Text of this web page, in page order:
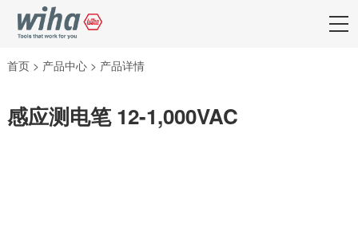
首页 > 产品中心 > 产品详情
感应测电笔 12-1,000VAC